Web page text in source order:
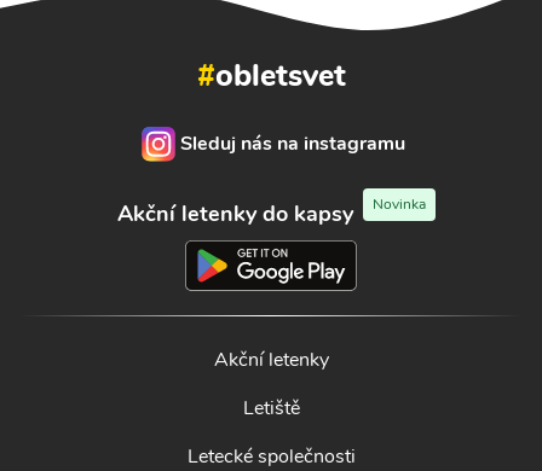
#obletsvet
Sleduj nás na instagramu
Akční letenky do kapsy Novinka
Akční letenky
Letiště
Letecké společnosti